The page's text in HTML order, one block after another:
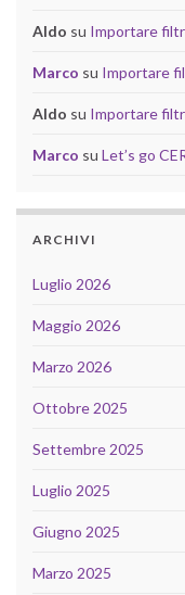
Aldo su Importare
Marco su Importare
Aldo su Importare
Marco su Let’s go
ARCHIVI
Luglio 2026
Maggio 2026
Marzo 2026
Ottobre 2025
Settembre 2025
Luglio 2025
Giugno 2025
Marzo 2025